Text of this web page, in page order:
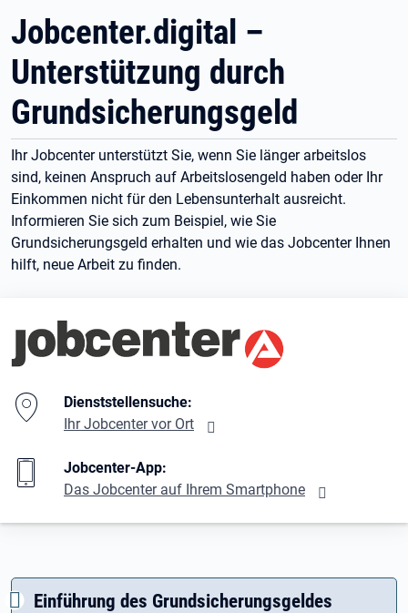
Jobcenter.digital –
Unterstützung durch
Grundsicherungsgeld
Ihr Jobcenter unterstützt Sie, wenn Sie länger arbeitslos
sind, keinen Anspruch auf Arbeitslosengeld haben oder Ihr
Einkommen nicht für den Lebensunterhalt ausreicht.
Informieren Sie sich zum Beispiel, wie Sie
Grundsicherungsgeld erhalten und wie das Jobcenter Ihnen
hilft, neue Arbeit zu finden.
Branding-Bereich Beschreibung
Dienststellensuche:
Ihr Jobcenter vor Ort
Jobcenter-App:
Das Jobcenter auf Ihrem Smartphone
Einführung des Grundsicherungsgeldes